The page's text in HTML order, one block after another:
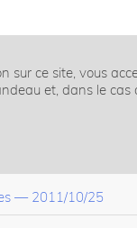
sur ce site, vous
et, dans le
— 2011/10/25